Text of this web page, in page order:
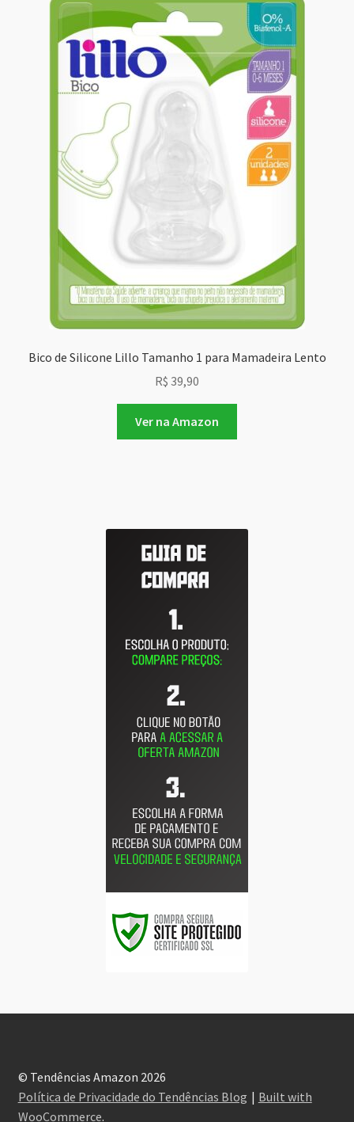
Bico de Silicone Lillo Tamanho 1 para Mamadeira Lento
R$ 39,90
Ver na Amazon
© Tendências Amazon 2026
Política de Privacidade do Tendências Blog
Built with
WooCommerce.